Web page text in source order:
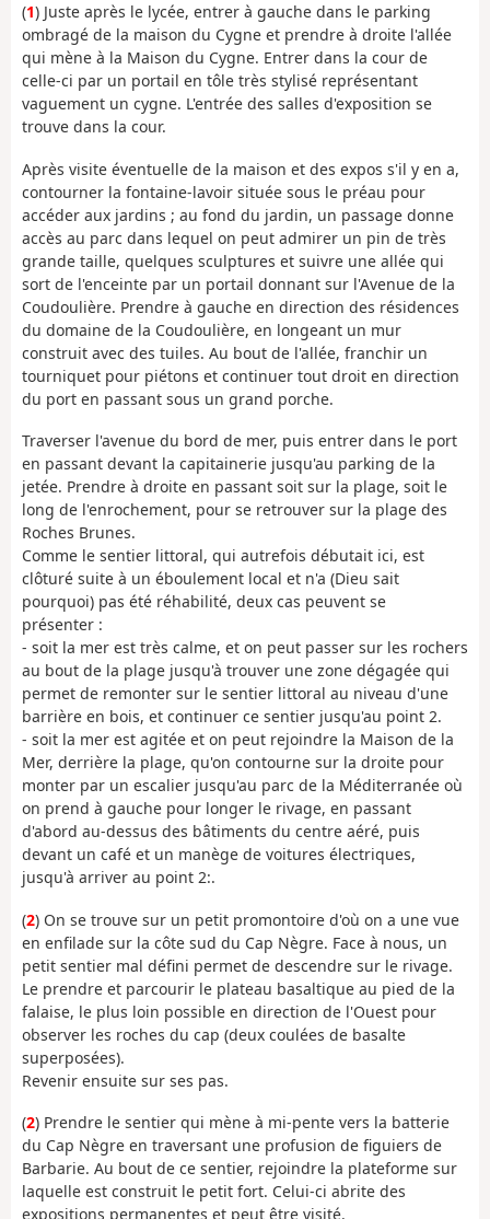
(1) Juste après le lycée, entrer à gauche dans le parking
ombragé de la maison du Cygne et prendre à droite l'allée
qui mène à la Maison du Cygne. Entrer dans la cour de
celle-ci par un portail en tôle très stylisé représentant
vaguement un cygne. L'entrée des salles d'exposition se
trouve dans la cour.
Après visite éventuelle de la maison et des expos s'il y en a,
contourner la fontaine-lavoir située sous le préau pour
accéder aux jardins ; au fond du jardin, un passage donne
accès au parc dans lequel on peut admirer un pin de très
grande taille, quelques sculptures et suivre une allée qui
sort de l'enceinte par un portail donnant sur l'Avenue de la
Coudoulière. Prendre à gauche en direction des résidences
du domaine de la Coudoulière, en longeant un mur
construit avec des tuiles. Au bout de l'allée, franchir un
tourniquet pour piétons et continuer tout droit en direction
du port en passant sous un grand porche.
Traverser l'avenue du bord de mer, puis entrer dans le port
en passant devant la capitainerie jusqu'au parking de la
jetée. Prendre à droite en passant soit sur la plage, soit le
long de l'enrochement, pour se retrouver sur la plage des
Roches Brunes.
Comme le sentier littoral, qui autrefois débutait ici, est
clôturé suite à un éboulement local et n'a (Dieu sait
pourquoi) pas été réhabilité, deux cas peuvent se
présenter :
- soit la mer est très calme, et on peut passer sur les rochers
au bout de la plage jusqu'à trouver une zone dégagée qui
permet de remonter sur le sentier littoral au niveau d'une
barrière en bois, et continuer ce sentier jusqu'au point 2.
- soit la mer est agitée et on peut rejoindre la Maison de la
Mer, derrière la plage, qu'on contourne sur la droite pour
monter par un escalier jusqu'au parc de la Méditerranée où
on prend à gauche pour longer le rivage, en passant
d'abord au-dessus des bâtiments du centre aéré, puis
devant un café et un manège de voitures électriques,
jusqu'à arriver au point 2:.
(2) On se trouve sur un petit promontoire d'où on a une vue
en enfilade sur la côte sud du Cap Nègre. Face à nous, un
petit sentier mal défini permet de descendre sur le rivage.
Le prendre et parcourir le plateau basaltique au pied de la
falaise, le plus loin possible en direction de l'Ouest pour
observer les roches du cap (deux coulées de basalte
superposées).
Revenir ensuite sur ses pas.
(2) Prendre le sentier qui mène à mi-pente vers la batterie
du Cap Nègre en traversant une profusion de figuiers de
Barbarie. Au bout de ce sentier, rejoindre la plateforme sur
laquelle est construit le petit fort. Celui-ci abrite des
expositions permanentes et peut être visité.